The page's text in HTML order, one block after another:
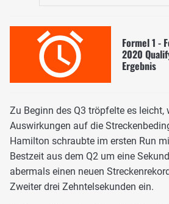
Formel 1 -
2020
Ergebnis
Zu Beginn des Q3 tröpfelte es leicht,
Auswirkungen auf die
Hamilton schraubte im ersten Run
Bestzeit aus dem Q2 um eine
abermals einen neuen
Zweiter drei Zehntelsekunden ein.